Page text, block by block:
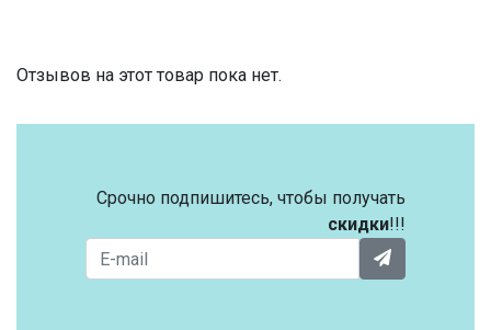
Отзывов на этот товар пока нет.
Срочно подпишитесь, чтобы получать
скидки!!!